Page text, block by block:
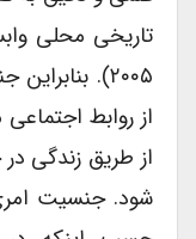
تاریخی محلی
۲۰۰۵).
از روابط
از طریق زندگی در
شود. جنسیت